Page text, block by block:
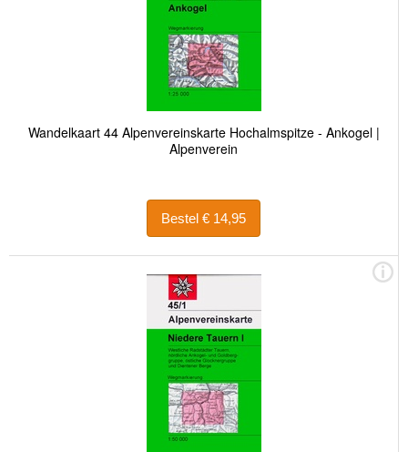
Wandelkaart 44 Alpenvereinskarte Hochalmspitze - Ankogel |
Alpenverein
Bestel € 14,95